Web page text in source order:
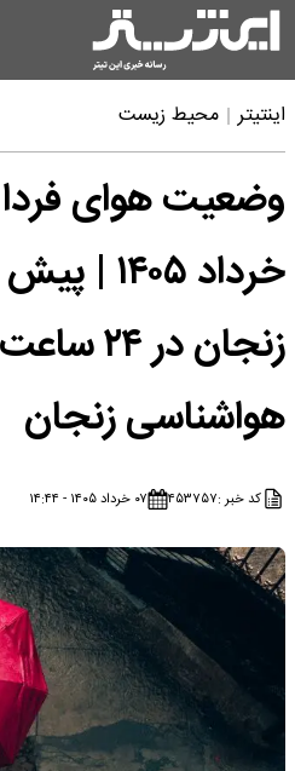
اینتیتر محیط زیست
خرداد
زنجان در
هواشناسی زنجان
کد خبر :۴۵۳۷۵۷ ۰۷ خرداد ۱۴۰۵ - ۱۴:۴۴